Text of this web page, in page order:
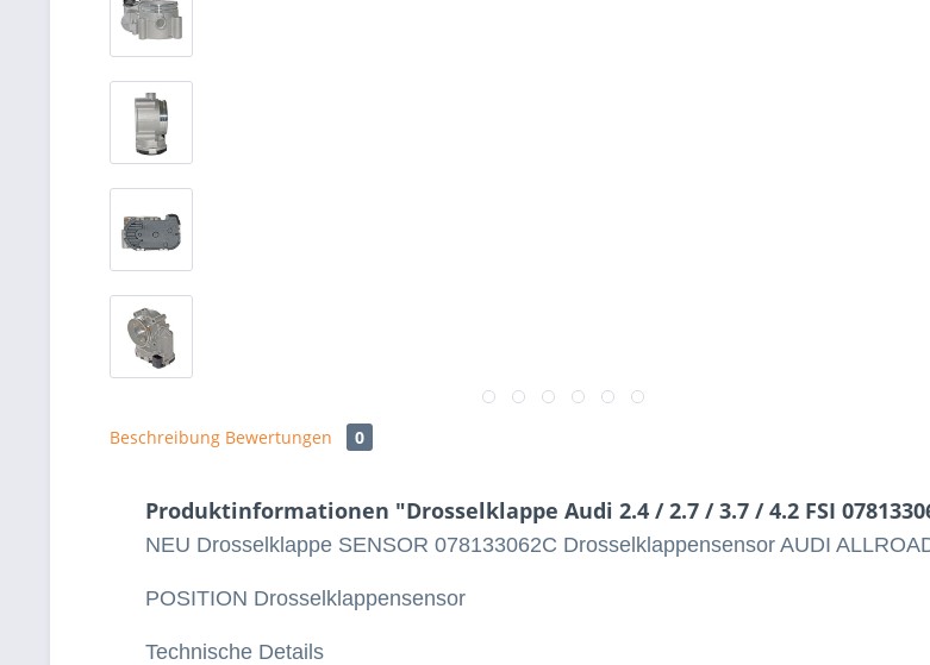
Beschreibung Bewertungen 0
Produktinformationen "Drosselklappe Audi 2.4 / 2.7 / 3.7 / 4.2 FSI
NEU Drosselklappe SENSOR 078133062C Drosselklappensensor AUDI
POSITION Drosselklappensensor
Technische Details